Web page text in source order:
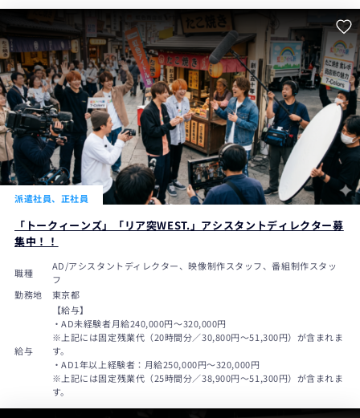
派遣社員、正社員
「トークィーンズ」「リア突WEST.」アシスタントディレクター募
集中！！
職種
AD/アシスタントディレクター、映像制作スタッフ、番組制作スタッ
フ
勤務地
東京都
給与
【給与】
・AD未経験者月給240,000円〜320,000円
※上記には固定残業代（20時間分／30,800円～51,300円）が含まれま
す。
・AD1年以上経験者：月給250,000円～320,000円
※上記には固定残業代（25時間分／38,900円～51,300円）が含まれま
す。